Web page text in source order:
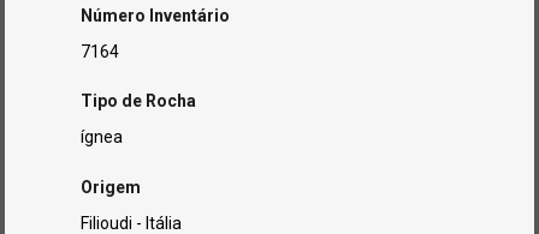
Número Inventário
7164
Tipo de Rocha
ígnea
Origem
Filioudi - Itália